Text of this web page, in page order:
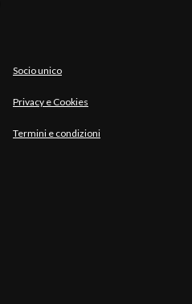
Socio unico
Privacy e Cookies
Termini e condizioni